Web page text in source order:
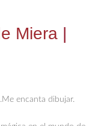
Miera
encanta dibujar.